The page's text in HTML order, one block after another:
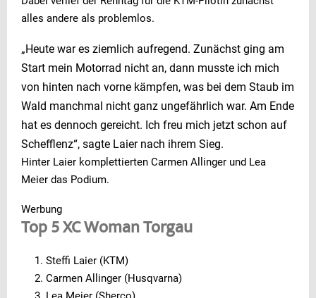
alles andere als problemlos.
„Heute war es ziemlich aufregend. Zunächst ging am
Start mein Motorrad nicht an, dann musste ich mich
von hinten nach vorne kämpfen, was bei dem Staub im
Wald manchmal nicht ganz ungefährlich war. Am Ende
hat es dennoch gereicht. Ich freu mich jetzt schon auf
Schefflenz“, sagte Laier nach ihrem Sieg.
Hinter Laier komplettierten Carmen Allinger und Lea
Meier das Podium.
Werbung
Top 5 XC Woman Torgau
Steffi Laier (KTM)
Carmen Allinger (Husqvarna)